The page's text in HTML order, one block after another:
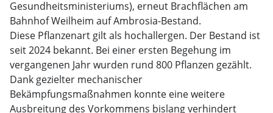
Gesundheitsministeriums), erneut Brachflächen am
Bahnhof Weilheim auf Ambrosia-Bestand.
Diese Pflanzenart gilt als hochallergen. Der Bestand ist
seit 2024 bekannt. Bei einer ersten Begehung im
vergangenen Jahr wurden rund 800 Pflanzen gezählt.
Dank gezielter mechanischer
Bekämpfungsmaßnahmen konnte eine weitere
Ausbreitung des Vorkommens bislang verhindert